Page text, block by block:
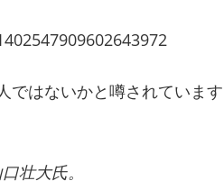
ではないかと噂されています
壮大氏。